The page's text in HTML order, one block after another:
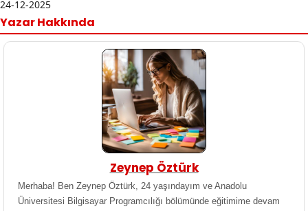
24-12-2025
Yazar Hakkında
Zeynep Öztürk
Merhaba! Ben Zeynep Öztürk, 24 yaşındayım ve Anadolu
Üniversitesi Bilgisayar Programcılığı bölümünde eğitimime devam